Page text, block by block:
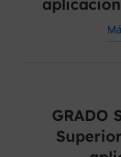
GRADO